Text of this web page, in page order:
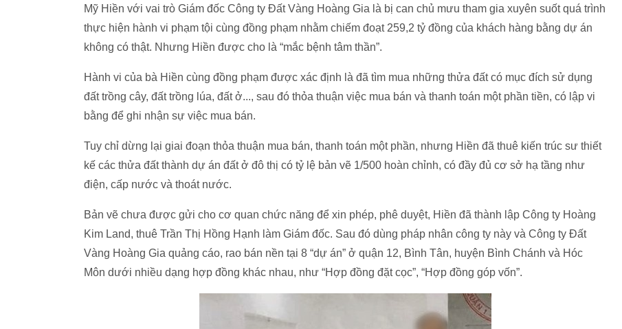
Mỹ Hiền với vai trò Giám đốc Công ty Đất Vàng Hoàng Gia là bị can chủ mưu tham gia xuyên suốt quá trình
thực hiện hành vi phạm tội cùng đồng phạm nhằm chiếm đoạt 259,2 tỷ đồng của khách hàng bằng dự án
không có thật. Nhưng Hiền được cho là “mắc bệnh tâm thần”.
Hành vi của bà Hiền cùng đồng phạm được xác định là đã tìm mua những thửa đất có mục đích sử dụng
đất trồng cây, đất trồng lúa, đất ở..., sau đó thỏa thuận việc mua bán và thanh toán một phần tiền, có lập vi
bằng để ghi nhận sự việc mua bán.
Tuy chỉ dừng lại giai đoạn thỏa thuận mua bán, thanh toán một phần, nhưng Hiền đã thuê kiến trúc sư thiết
kế các thửa đất thành dự án đất ở đô thị có tỷ lệ bản vẽ 1/500 hoàn chỉnh, có đầy đủ cơ sở hạ tầng như
điện, cấp nước và thoát nước.
Bản vẽ chưa được gửi cho cơ quan chức năng để xin phép, phê duyệt, Hiền đã thành lập Công ty Hoàng
Kim Land, thuê Trần Thị Hồng Hạnh làm Giám đốc. Sau đó dùng pháp nhân công ty này và Công ty Đất
Vàng Hoàng Gia quảng cáo, rao bán nền tại 8 “dự án” ở quận 12, Bình Tân, huyện Bình Chánh và Hóc
Môn dưới nhiều dạng hợp đồng khác nhau, như “Hợp đồng đặt cọc”, “Hợp đồng góp vốn”.